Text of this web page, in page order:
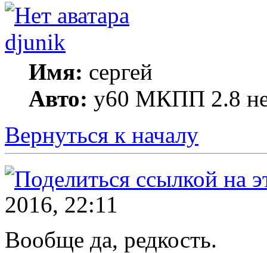
djunik
Имя: сергей
Авто: y60 МКПП 2.8
Вернуться к началу
2016, 22:11
Вообще да, редкость.